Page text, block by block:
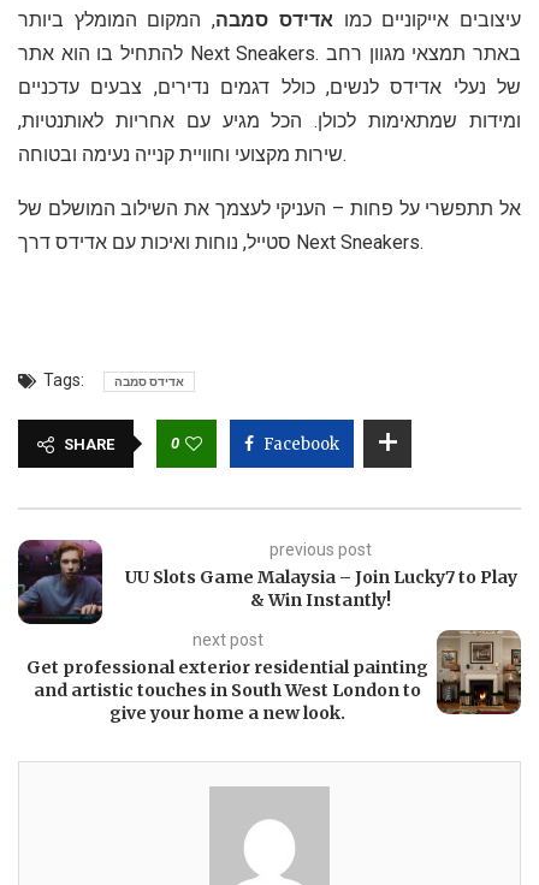
עיצובים אייקוניים כמואדידס סמבה, המקום המומלץ ביותר
להתחיל בו הוא אתר Next Sneakers. באתר תמצאי מגוון רחב
של נעלי אדידס לנשים, כולל דגמים נדירים, צבעים עדכניים
ומידות שמתאימות לכולן. הכל מגיע עם אחריות לאותנטיות,
שירות מקצועי וחוויית קנייה נעימה ובטוחה.
אל תתפשרי על פחות – העניקי לעצמך את השילוב המושלם של
סטייל, נוחות ואיכות עם אדידס דרך Next Sneakers.
Tags: אדידס סמבה
SHARE 0 Facebook
previous post
UU Slots Game Malaysia – Join Lucky7 to Play
& Win Instantly!
next post
Get professional exterior residential painting
and artistic touches in South West London to
give your home a new look.